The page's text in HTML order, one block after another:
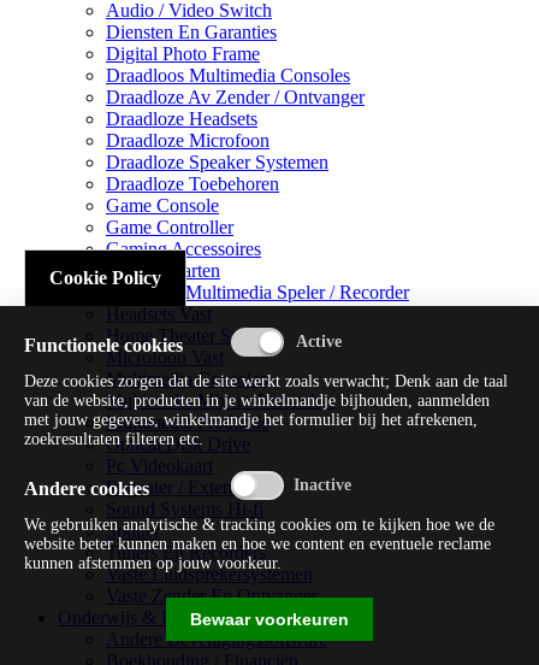
Audio / Video Switch
Diensten En Garanties
Digital Photo Frame
Draadloos Multimedia Consoles
Draadloze Av Zender / Ontvanger
Draadloze Headsets
Draadloze Microfoon
Draadloze Speaker Systemen
Draadloze Toebehoren
Game Console
Game Controller
Gaming Accessoires
Geluidskaarten
Handheld Multimedia Speler / Recorder
Headsets Vast
Home Theater Systems
Microfoon Vast
Multimedia Consoles
Multimedia Mixer / Versterker
Multimedia Productie
Optical Disk Drive
Pc Videokaart
Repeater / Extender
Sound Systems Hi-fi
Splitter
Tuners En Recorders
Vaste Luidsprekersystemen
Vaste Zender En Ontvanger
Onderwijs & Recreatie
Andere Beveiligingssoftware
Cookie Policy
Functionele cookies
Deze cookies zorgen dat de site werkt zoals verwacht; Denk aan de taal
van de website, producten in je winkelmandje bijhouden, aanmelden
met jouw gegevens, winkelmandje het formulier bij het afrekenen,
zoekresultaten filteren etc.
Andere cookies
We gebruiken analytische & tracking cookies om te kijken hoe we de
website beter kunnen maken en hoe we content en eventuele reclame
kunnen afstemmen op jouw voorkeur.
Bewaar voorkeuren